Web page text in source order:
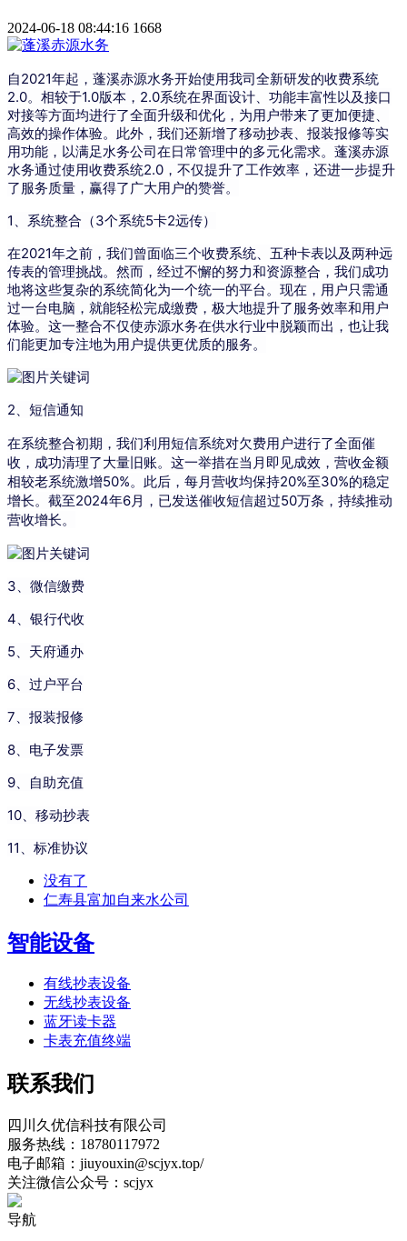
2024-06-18 08:44:16 1668
自2021年起，蓬溪赤源水务开始使用我司全新研发的收费系统
2.0。相较于1.0版本，2.0系统在界面设计、功能丰富性以及接口
对接等方面均进行了全面升级和优化，为用户带来了更加便捷、
高效的操作体验。此外，我们还新增了移动抄表、报装报修等实
用功能，以满足水务公司在日常管理中的多元化需求。蓬溪赤源
水务通过使用收费系统2.0，不仅提升了工作效率，还进一步提升
了服务质量，赢得了广大用户的赞誉。
1、系统整合（3个系统5卡2远传）
在2021年之前，我们曾面临三个收费系统、五种卡表以及两种远
传表的管理挑战。然而，经过不懈的努力和资源整合，我们成功
地将这些复杂的系统简化为一个统一的平台。现在，用户只需通
过一台电脑，就能轻松完成缴费，极大地提升了服务效率和用户
体验。这一整合不仅使赤源水务在供水行业中脱颖而出，也让我
们能更加专注地为用户提供更优质的服务。
2、短信通知
在系统整合初期，我们利用短信系统对欠费用户进行了全面催
收，成功清理了大量旧账。这一举措在当月即见成效，营收金额
相较老系统激增50%。此后，每月营收均保持20%至30%的稳定
增长。截至2024年6月，已发送催收短信超过50万条，持续推动
营收增长。
3、微信缴费
4、银行代收
5、天府通办
6、过户平台
7、报装报修
8、电子发票
9、自助充值
10、移动抄表
11、标准协议
没有了
仁寿县富加自来水公司
智能设备
有线抄表设备
无线抄表设备
蓝牙读卡器
卡表充值终端
联系我们
四川久优信科技有限公司
服务热线：18780117972
电子邮箱：jiuyouxin@scjyx.top/
关注微信公众号：scjyx
导航